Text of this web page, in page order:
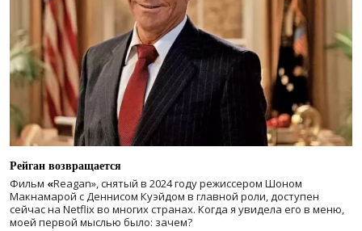
Рейган возвращается
Фильм «Reagan», снятый в 2024 годурежиссером Шоном
Макнамарой с Деннисом Куэйдом в главной роли, доступен
сейчас на Netflix во многих странах. Когда я увидела его в меню,
моей первой мыслью было: зачем?